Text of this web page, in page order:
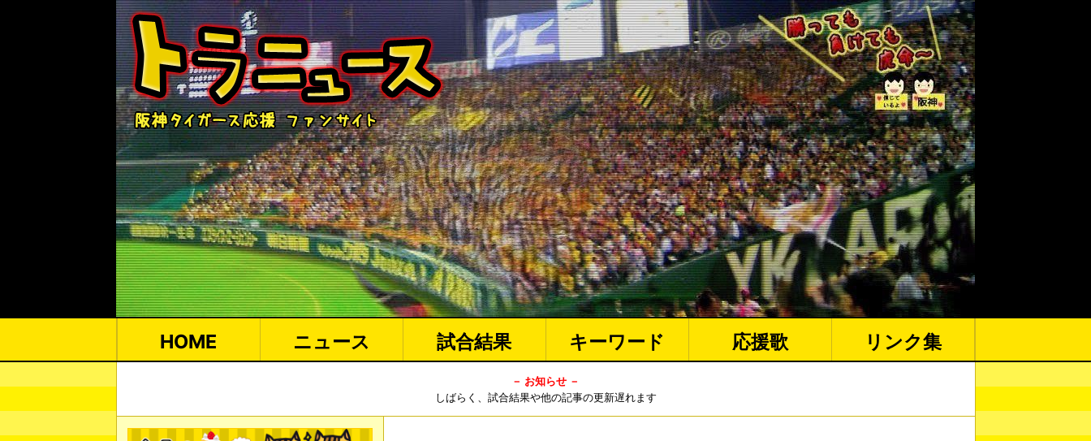
HOME ニュース 試合結果 キーワード 応援歌 リンク集
－ お知らせ －
しばらく、試合結果や他の記事の更新遅れます